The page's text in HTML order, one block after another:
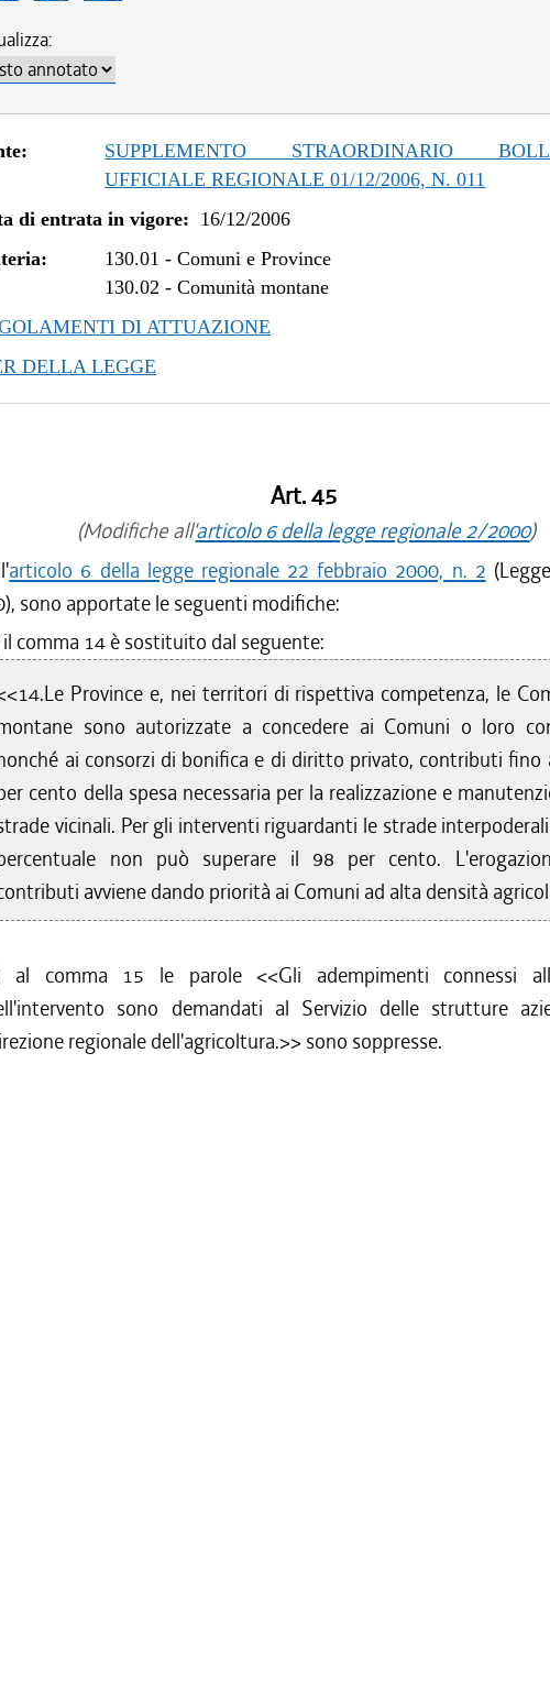
SUPPLEMENTO STRAORDINARIO
UFFICIALE REGIONALE 01/12/2006, N. 011
di entrata in vigore: 16/12/2006
130.01 -Comuni e Province
130.02 -Comunità montane
DI ATTUAZIONE
DELLA LEGGE
Art. 45
(Modifiche all'articolo 6 della legge regionale 2/2000)
articolo 6 della legge regionale 22 febbraio 2000, n. 2
sono apportate le seguenti modifiche:
il comma 14 è sostituito dal seguente:
Province e, nei territori di rispettiva competenza, le
sono autorizzate a concedere ai Comuni o loro
ai consorzi di bonifica e di diritto privato, contributi fino
cento della spesa necessaria per la realizzazione e
vicinali. Per gli interventi riguardanti le strade
non può superare il 98 per cento.
avviene dando priorità ai Comuni ad alta densità
al comma 15 le parole <<Gli adempimenti connessi
sono demandati al Servizio delle strutture
regionale dell'agricoltura.>> sono soppresse.